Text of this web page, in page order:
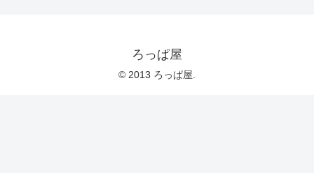
ろっぱ屋
© 2013 ろっぱ屋.